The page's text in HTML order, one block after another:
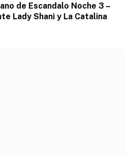
de Escandalo Noche 3 –
Lady Shani y La Catalina